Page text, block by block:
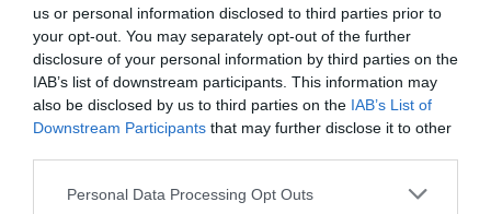
us or personal information disclosed to third parties prior to
your opt-out. You may separately opt-out of the further
disclosure of your personal information by third parties on the
IAB’s list of downstream participants. This information may
also be disclosed by us to third parties on the IAB’s List of
Downstream Participants that may further disclose it to other
Please note that this website/app uses one or more Google
Personal Data Processing Opt Outs